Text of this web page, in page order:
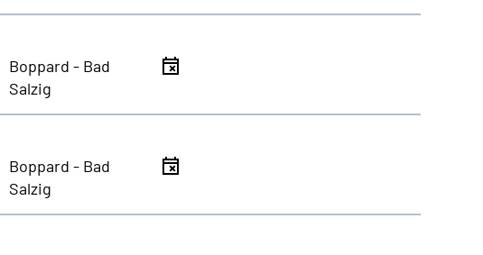
Boppard - Bad
Salzig
Boppard - Bad
Salzig